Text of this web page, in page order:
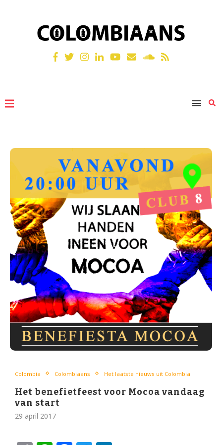
Colombia Colombiaans Het laatste nieuws uit Colombia
Het benefietfeest voor Mocoa vandaag
van start
29 april 2017